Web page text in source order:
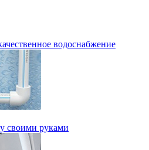
водоснабжение
своими руками